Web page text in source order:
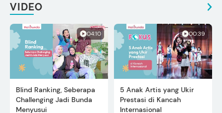
VIDEO
04:10
Blind Ranking, Seberapa
Challenging Jadi Bunda
Menyusui
00:39
5 Anak Artis yang Ukir
Prestasi di Kancah
Internasional